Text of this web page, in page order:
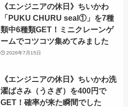
《エンジニアの休日》ちいかわ
「PUKU CHURU seal①」を7種
類中6種類GET！ミニクレーンゲ
ームでコツコツ集めてみました
2026年7月15日
《エンジニアの休日》ちいかわ洗
濯ばさみ（うさぎ）を400円で
GET！確率が来た瞬間でした